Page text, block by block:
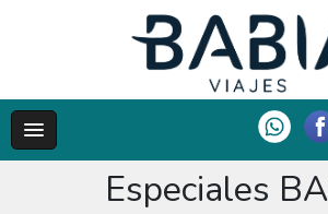
Especiales